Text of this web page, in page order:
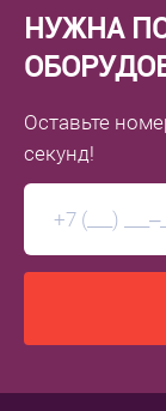
НУЖНА
Оставьте
секунд!